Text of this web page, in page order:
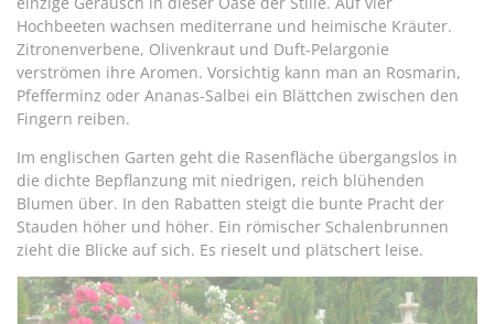
Hochbeeten wachsen mediterrane und heimische Kräuter.
Zitronenverbene, Olivenkraut und Duft-Pelargonie
verströmen ihre Aromen. Vorsichtig kann man an Rosmarin,
Pfefferminz oder Ananas-Salbei ein Blättchen zwischen den
Fingern reiben.
Im englischen Garten geht die Rasenfläche übergangslos in
die dichte Bepflanzung mit niedrigen, reich blühenden
Blumen über. In den Rabatten steigt die bunte Pracht der
Stauden höher und höher. Ein römischer Schalenbrunnen
zieht die Blicke auf sich. Es rieselt und plätschert leise.